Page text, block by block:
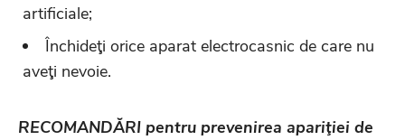
artificiale;
Închideţi orice aparat electrocasnic de care nu
aveţi nevoie.
RECOMANDĂRI pentru prevenirea apariţiei de